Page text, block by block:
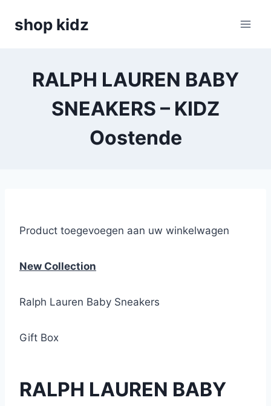
shop kidz
RALPH LAUREN BABY
SNEAKERS – KIDZ
Oostende
Product toegevoegen aan uw winkelwagen
New Collection
Ralph Lauren Baby Sneakers
Gift Box
RALPH LAUREN BABY